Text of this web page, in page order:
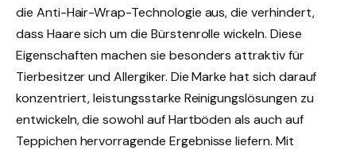
die Anti-Hair-Wrap-Technologie aus, die verhindert,
dass Haare sich um die Bürstenrolle wickeln. Diese
Eigenschaften machen sie besonders attraktiv für
Tierbesitzer und Allergiker. Die Marke hat sich darauf
konzentriert, leistungsstarke Reinigungslösungen zu
entwickeln, die sowohl auf Hartböden als auch auf
Teppichen hervorragende Ergebnisse liefern. Mit